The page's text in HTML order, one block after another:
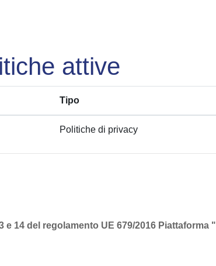
attive
Tipo
Politiche di privacy
e 14 del regolamento UE 679/2016 Piattaforma